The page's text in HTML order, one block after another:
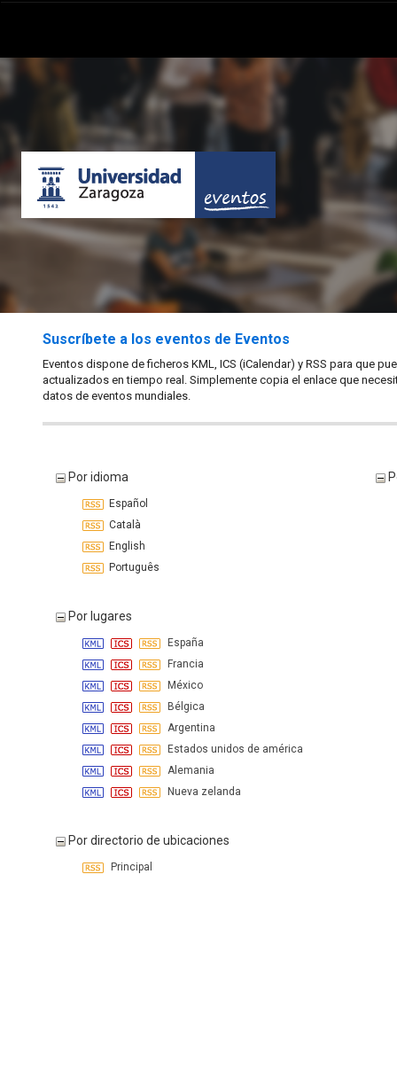
Suscríbete a los eventos de Eventos
Eventos dispone de ficheros KML, ICS (iCalendar) y RSS para que
actualizados en tiempo real. Simplemente copia el enlace que
datos de eventos mundiales.
Por idioma
Español
Català
English
Português
Por lugares
España
Francia
México
Bélgica
Argentina
Estados unidos de américa
Alemania
Nueva zelanda
Por directorio de ubicaciones
Principal